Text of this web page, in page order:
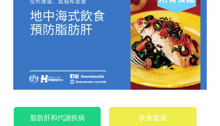
脂肪肝和代謝疾病 飲食建議